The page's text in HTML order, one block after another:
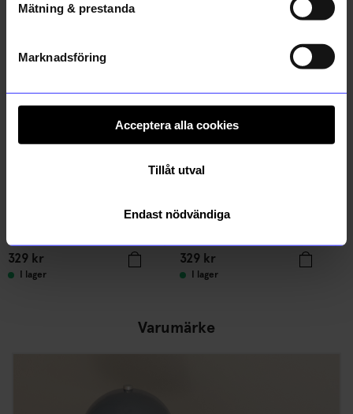
Mätning & prestanda
Marknadsföring
Acceptera alla cookies
Tillåt utval
Endast nödvändiga
329 kr
I lager
&Klevering
329kr
I lager
Varumärke